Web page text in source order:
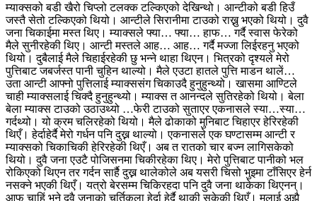
म्याक्सको बडी खैरो चिप्लो टलक्क टल्किएको देखिन्थो। आन्टीको बडी हिउँ
जस्तै सेतो टल्किएको थियो। आन्टीले सिरानीमा टाउको राख्नु भएको थियो। दुवै
जना चिकाईमा मस्त थिए। म्याक्सले फ्या… फ्या… हाफ… गर्दै स्वास फेरेको
मैले सुनीरहेकी थिए। आन्टी मस्तले आह… आह… गर्दै मज्जा लिईरहनु भएको
थियो। दुबैलाई मैले चिहाईरहेकी छु भन्ने थाहा थिएन। भित्रको दृश्यले मेरो
पुत्तिबाट जबर्जस्त पानी चुहिन थाल्यो। मैले एउटा हातले पुत्ति माडन थालें…
उता आन्टी आफ्नो पुत्तिलाई म्याक्ससंग चिकाउदै हुनुहुन्थ्यो। खासमा आण्टिले
चाही म्याक्सलाई चिक्दै हुनुहुन्थ्यो। म्याक्स त आनन्दले सुतिरहेको थियो। बेला
बेला म्याक्स टाउको उठाउथ्यो …फेरी टाउको सुताएर एकनासले स्या…स्या…
गर्दथ्यो। यो क्रम चलिरहेको थियो। मैले ढोकाको मुनिबाट चिहाएर हेरिरहेकी
थिएँ। हेर्दाहेर्दै मेरो गर्धन पनि दुख्न थाल्यो। एकनासले एक घण्टासम्म आन्टी र
म्याक्सको चिकाचिकी हेरिरहेकी थिएँ। अब त रातको चार बज्न लागिसकेको
थियो। दुवै जना एउटै पोजिसनमा चिकीरहेका थिए। मेरो पुत्तिबाट पानीको भल
रोकिएको थिएन तर गर्दन सार्है दुख्न थालेकोले अब यसरी चिसो भुइमा टाँसिएर हेर्न
नसक्ने भएकी थिएँ। यत्रो बेरसम्म चिकिरहदा पनि दुवै जना थाकेका थिएनन्।
आफु चाहिं भने दुवै जनाको चर्तिकला हेर्दा हेर्दै थाकी सकेकी थिएँ। मलाई अझै